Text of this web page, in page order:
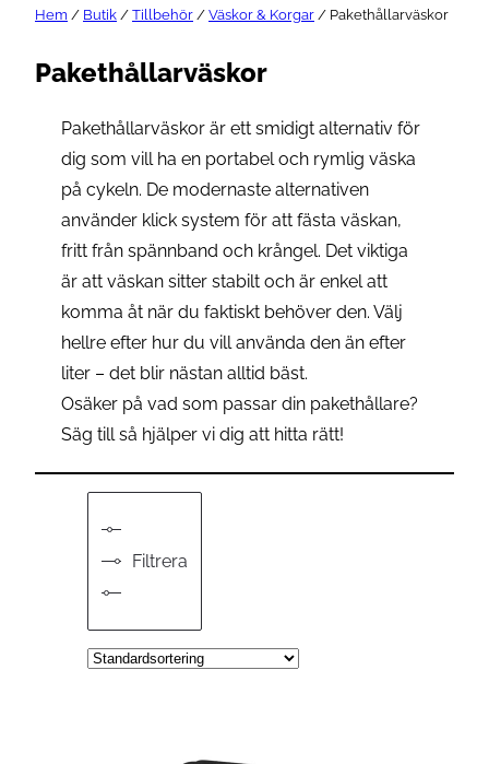
Hem / Butik / Tillbehör / Väskor & Korgar / Pakethållarväskor
Pakethållarväskor
Pakethållarväskor är ett smidigt alternativ för
dig som vill ha en portabel och rymlig väska
på cykeln. De modernaste alternativen
använder klick system för att fästa väskan,
fritt från spännband och krångel. Det viktiga
är att väskan sitter stabilt och är enkel att
komma åt när du faktiskt behöver den. Välj
hellre efter hur du vill använda den än efter
liter – det blir nästan alltid bäst.
Osäker på vad som passar din pakethållare?
Säg till så hjälper vi dig att hitta rätt!
Filtrera